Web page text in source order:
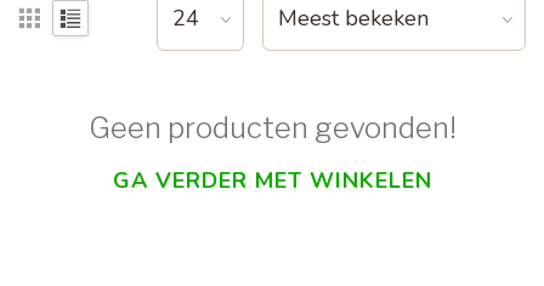
Geen producten gevonden!
GA VERDER MET WINKELEN